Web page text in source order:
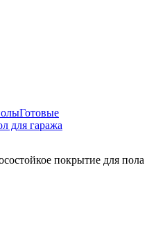
Готовые
для гаража
покрытие для пола